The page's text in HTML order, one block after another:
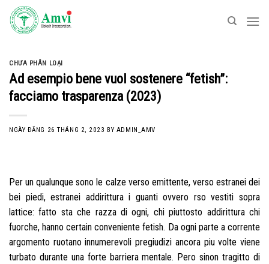
Skip
content
CHƯA PHÂN LOẠI
Ad esempio bene vuol sostenere “fetish”:
facciamo trasparenza (2023)
NGÀY ĐĂNG 26 THÁNG 2, 2023 BY ADMIN_AMV
Per un qualunque sono le calze verso emittente, verso estranei dei
bei piedi, estranei addirittura i guanti ovvero rso vestiti sopra
lattice: fatto sta che razza di ogni, chi piuttosto addirittura chi
fuorche, hanno certain conveniente fetish. Da ogni parte a corrente
argomento ruotano innumerevoli pregiudizi ancora piu volte viene
turbato durante una forte barriera mentale. Pero sinon tragitto di